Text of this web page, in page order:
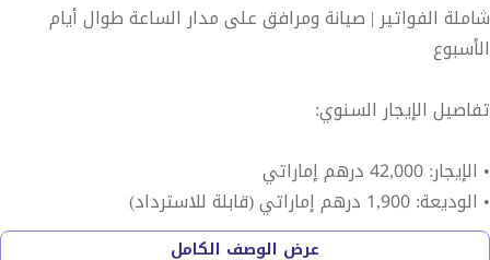
شاملة الفواتير | صيانة ومرافق على مدار الساعة طوال أيام
الأسبوع
تفاصيل الإيجار السنوي:
• الإيجار: 42,000 درهم إماراتي
• الوديعة: 1,900 درهم إماراتي (قابلة للاسترداد)
عرض الوصف الكامل